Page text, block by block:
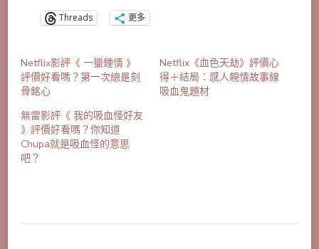
Threads 更多
Netflix影評《 一獵鍾情 》
評價好看嗎？第一次總是刻
骨銘心
Netflix《血色天劫》評價心
得＋結局：感人親情故事線
吸血鬼題材
無雷影評《 我的吸血怪好友
》評價好看嗎？你知道
Chupa就是吸血怪的意思
吧？